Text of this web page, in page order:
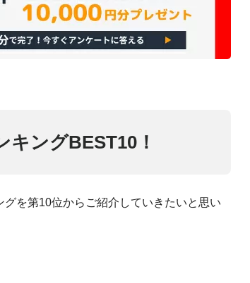
キングBEST10！
を第10位からご紹介していきたいと思い